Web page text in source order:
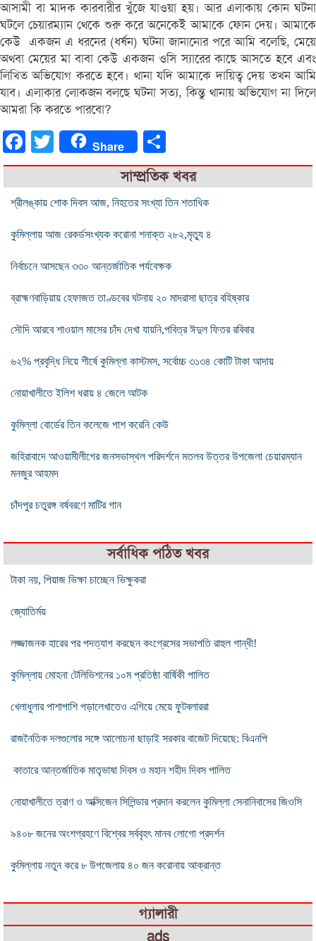
আসামী বা মাদক কারবারীর খুঁজে যাওয়া হয়। আর এলাকায় কোন ঘটনা
ঘটলে চেয়ারম্যান থেকে শুরু করে অনেকেই আমাকে ফোন দেয়। আমাকে
কেউ একজন এ ধরনের (ধর্ষন) ঘটনা জানানোর পরে আমি বলেছি, মেয়ে
অথবা মেয়ের মা বাবা কেউ একজন ওসি স্যারের কাছে আসতে হবে এবং
লিখিত অভিযোগ করতে হবে। থানা যদি আমাকে দায়িত্ব দেয় তখন আমি
যাব। এলাকার লোকজন বলছে ঘটনা সত্য, কিন্তু থানায় অভিযোগ না দিলে
আমরা কি করতে পারবো?
FacebookTwitter Share
সাম্প্রতিক খবর
শ্রীলঙ্কায় শোক দিবস আজ, নিহতের সংখ্যা তিন শতাধিক
কুমিল্লায় আজ রেকর্ডসংখ্যক করোনা শনাক্ত ২৮২,মৃত্যু ৪
নির্বাচনে আসছেন ৩৩০ আন্তর্জাতিক পর্যবেক্ষক
ব্রাহ্মণবাড়িয়ায় হেফাজত তাণ্ডবের ঘটনায় ২০ মাদরাসা ছাত্র বহিষ্কার
সৌদি আরবে শাওয়াল মাসের চাঁদ দেখা যায়নি,পবিত্র ঈদুল ফিতর রবিবার
৬২% প্রবৃদ্ধি নিয়ে শীর্ষে কুমিল্লা কাস্টমস, সর্বোচ্চ ৩১৩৪ কোটি টাকা আদায়
নোয়াখালীতে ইলিশ ধরায় ৪ জেলে আটক
কুমিল্লা বোর্ডের তিন কলেজে পাশ করেনি কেউ
জহিরাবাদে আওয়ামীলীগের জনসভাস্থল পরিদর্শনে মতলব উত্তর উপজেলা চেয়ারম্যান
মনজুর আহমদ
চাঁদপুর চতুরঙ্গ বর্ষবরণে মাটির গান
সর্বাধিক পঠিত খবর
টাকা নয়, পিয়াজ ভিক্ষা চাচ্ছেন ভিক্ষুকরা
জ্যোতির্ময়
লজ্জাজনক হারের পর পদত্যাগ করছেন কংগ্রেসের সভাপতি রাহুল গান্ধী!
কুমিল্লায় মোহনা টেলিভিশনের ১০ম প্রতিষ্ঠা বার্ষিকী পালিত
খেলাধুলার পাশাপাশি পড়ালেখাতেও এগিয়ে মেয়ে ফুটবলাররা
রাজনৈতিক দলগুলোর সঙ্গে আলোচনা ছাড়াই সরকার বাজেট দিয়েছে: বিএনপি
কাতারে আন্তর্জাতিক মাতৃভাষা দিবস ও মহান শহীদ দিবস পালিত
নোয়াখালীতে ত্রাণ ও অক্সিজেন সিলিন্ডার প্রদান করলেন কুমিল্লা সেনানিবাসের জিওসি
৯৪০৮ জনের অংশগ্রহণে বিশ্বের সর্ববৃহৎ মানব লোগো প্রদর্শন
কুমিল্লায় নতুন করে ৮ উপজেলায় ৪০ জন করোনায় আক্রান্ত
গ্যালারী
ads